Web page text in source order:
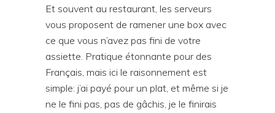
Et souvent au restaurant, les serveurs
vous proposent de ramener une box avec
ce que vous n’avez pas fini de votre
assiette. Pratique étonnante pour des
Français, mais ici le raisonnement est
simple: j’ai payé pour un plat, et même si je
ne le fini pas, pas de gâchis, je le finirais